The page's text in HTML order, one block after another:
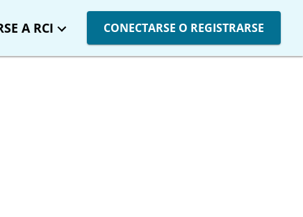
A RCI CONECTARSE O REGISTRARSE